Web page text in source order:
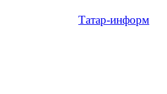
Татар-информ